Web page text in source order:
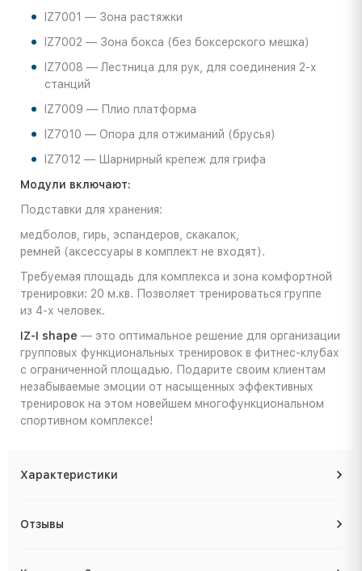
IZ7001 — Зона растяжки
IZ7002 — Зона бокса (без боксерского мешка)
IZ7008 — Лестница для рук, для соединения 2-х
станций
IZ7009 — Плио платформа
IZ7010 — Опора для отжиманий (брусья)
IZ7012 — Шарнирный крепеж для грифа
Модули включают:
Подставки для хранения:
медболов, гирь, эспандеров, скакалок,
ремней (аксессуары в комплект не входят).
Требуемая площадь для комплекса и зона комфортной
тренировки: 20 м.кв. Позволяет тренироваться группе
из 4-х человек.
IZ-I shape — это оптимальное решение для организации
групповых функциональных тренировок в фитнес-клубах
с ограниченной площадью. Подарите своим клиентам
незабываемые эмоции от насыщенных эффективных
тренировок на этом новейшем многофункциональном
спортивном комплексе!
Характеристики
Отзывы